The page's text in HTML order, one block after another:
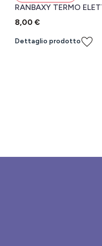
RANBAXY TERMO
8,00 €
Dettaglio prodotto